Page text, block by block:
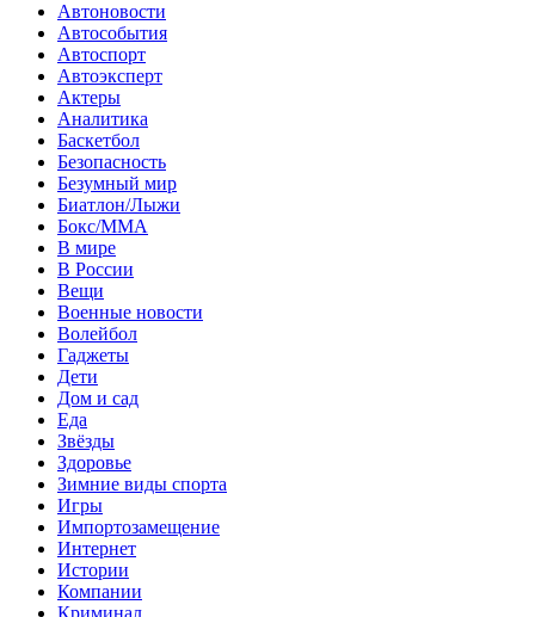
Автоновости
Автособытия
Автоспорт
Автоэксперт
Актеры
Аналитика
Баскетбол
Безопасность
Безумный мир
Биатлон/Лыжи
Бокс/MMA
В мире
В России
Вещи
Военные новости
Волейбол
Гаджеты
Дети
Дом и сад
Еда
Звёзды
Здоровье
Зимние виды спорта
Игры
Импортозамещение
Интернет
Истории
Компании